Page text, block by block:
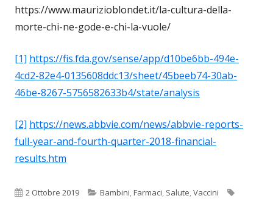
https://www.maurizioblondet.it/la-cultura-della-
morte-chi-ne-gode-e-chi-la-vuole/
[1] https://fis.fda.gov/sense/app/d10be6bb-494e-
4cd2-82e4-0135608ddc13/sheet/45beeb74-30ab-
46be-8267-5756582633b4/state/analysis
[2] https://news.abbvie.com/news/abbvie-reports-
full-year-and-fourth-quarter-2018-financial-
results.htm
Pubblicato
2 Ottobre 2019 Categorie
Bambini Farmaci Salute Vaccini